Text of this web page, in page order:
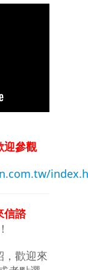
迎參觀
信諮
，歡迎來